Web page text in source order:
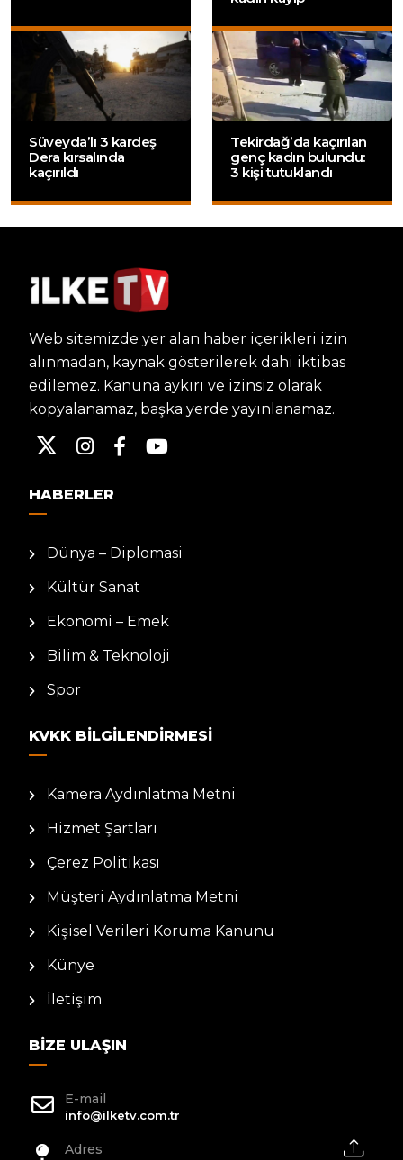
Süveyda’lı 3 kardeş
Dera kırsalında
kaçırıldı
Tekirdağ’da kaçırılan
genç kadın bulundu:
3 kişi tutuklandı
Web sitemizde yer alan haber içerikleri izin
alınmadan, kaynak gösterilerek dahi iktibas
edilemez. Kanuna aykırı ve izinsiz olarak
kopyalanamaz, başka yerde yayınlanamaz.
HABERLER
Dünya – Diplomasi
Kültür Sanat
Ekonomi – Emek
Bilim & Teknoloji
Spor
KVKK BILGILENDIRMESI
Kamera Aydınlatma Metni
Hizmet Şartları
Çerez Politikası
Müşteri Aydınlatma Metni
Kişisel Verileri Koruma Kanunu
Künye
İletişim
BIZE ULAŞIN
E-mail
info@ilketv.com.tr
Adres